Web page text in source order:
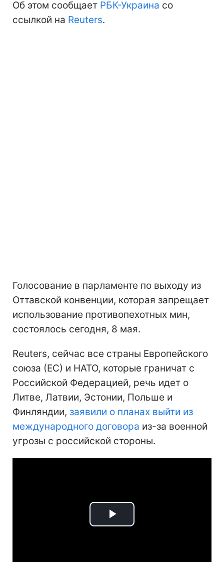
Об этом сообщает РБК-Украина со
ссылкой на Reuters.
Голосование в парламенте по выходу из
Оттавской конвенции, которая запрещает
использование противопехотных мин,
состоялось сегодня, 8 мая.
Reuters, сейчас все страны Европейского
союза (ЕС) и НАТО, которые граничат с
Российской Федерацией, речь идет о
Литве, Латвии, Эстонии, Польше и
Финляндии, заявили о планах выйти из
международного договора из-за военной
угрозы с российской стороны.
Play